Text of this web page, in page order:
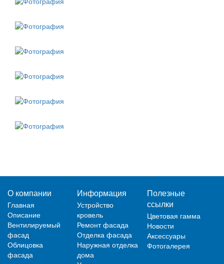
О компании
Главная
Описание
Вентилируемый
фасад
Облицовка
фасада
Информация
Устройство
кровель
Ремонт фасада
Отделка фасада
Наружная отделка
дома
Полезные
ссылки
Цветовая гамма
Новости
Аксессуары
Фотогалерея